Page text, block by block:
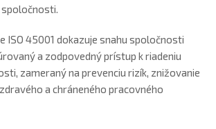
ISO 45001 dokazuje snahu spoločnosti
a zodpovedný prístup k riadeniu
zameraný na prevenciu rizík, znižovanie
a chráneného pracovného